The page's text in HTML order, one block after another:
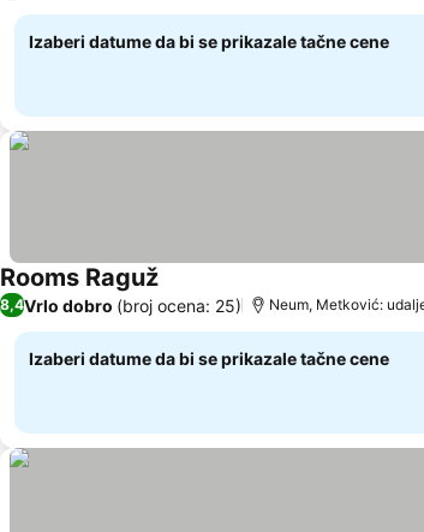
Izaberi datume da bi se prikazale tačne cene
Rooms RagužPogledaj cene
8,4Vrlo dobro (broj ocena: 25) Neum, Metković:
Izaberi datume da bi se prikazale tačne cene